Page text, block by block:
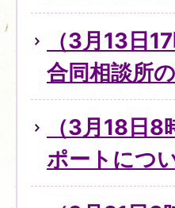
（3月13日
合同相談所
（3月18日
ポートにつ